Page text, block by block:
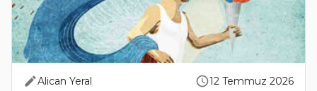
Alican Yeral 12 Temmuz 2026